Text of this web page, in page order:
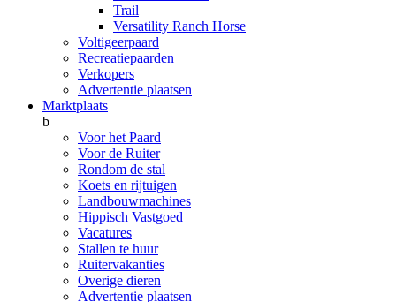
Trail
Versatility Ranch Horse
Voltigeerpaard
Recreatiepaarden
Verkopers
Advertentie plaatsen
Marktplaats
b
Voor het Paard
Voor de Ruiter
Rondom de stal
Koets en rijtuigen
Landbouwmachines
Hippisch Vastgoed
Vacatures
Stallen te huur
Ruitervakanties
Overige dieren
Advertentie plaatsen